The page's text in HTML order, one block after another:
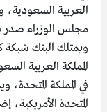
العربية السعودية،
المملكة العربية
في المملكة
المتحدة الأمريكية،